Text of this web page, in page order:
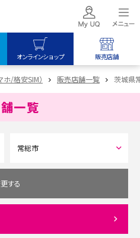
オンラインショップ 販売店舗
/格安SIM） 販売店舗一覧 茨城県
一覧
する